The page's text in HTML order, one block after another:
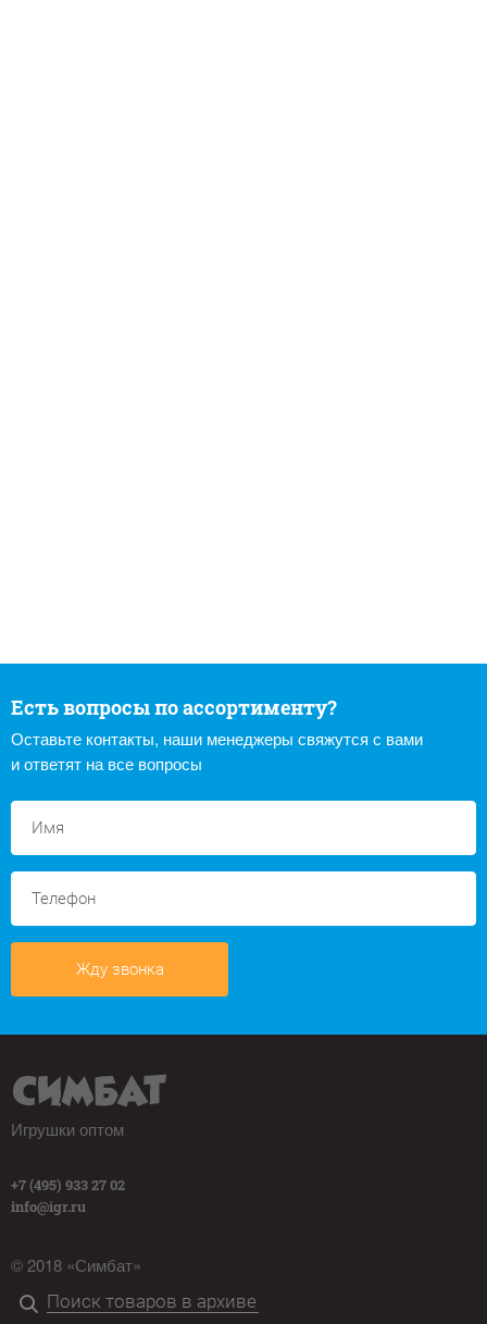
Есть вопросы по ассортименту?
Оставьте контакты, наши менеджеры свяжутся с вами
и ответят на все вопросы
Жду звонка
Игрушки оптом
+7 (495) 933 27 02
info@igr.ru
© 2018 «Симбат»